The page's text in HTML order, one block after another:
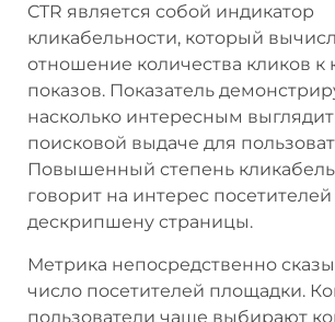
CTR является собой индикатор
кликабельности, который
отношение количества кликов к
показов. Показатель
насколько интересным
поисковой выдаче для
Повышенный степень
говорит на интерес
дескрипшену страницы.
Метрика непосредственно
число посетителей площадки.
пользователи чаще выбирают